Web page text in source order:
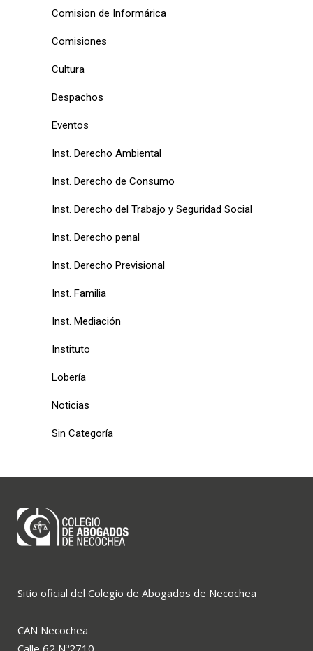
Comision de Informárica
Comisiones
Cultura
Despachos
Eventos
Inst. Derecho Ambiental
Inst. Derecho de Consumo
Inst. Derecho del Trabajo y Seguridad Social
Inst. Derecho penal
Inst. Derecho Previsional
Inst. Familia
Inst. Mediación
Instituto
Lobería
Noticias
Sin Categoría
Sitio oficial del Colegio de Abogados de Necochea
CAN Necochea
Calle 62 Nº2710